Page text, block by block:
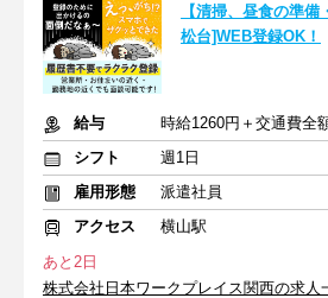
【清掃、昼食の準
松台]WEB登録OK！
給与
時給1260円＋交通費全
シフト
週1日
雇用形態
派遣社員
アクセス
横山駅
あと2日
株式会社日本ワークプレイス関西の求人